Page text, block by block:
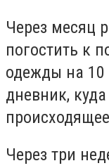
Через месяц
погостить к
одежды на 10
дневник,
Через три